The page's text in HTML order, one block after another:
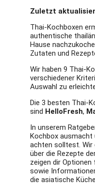
Zuletzt
Thai-Kochboxen
authentische
Hause
Zutaten und
Wir haben 9 Thai-
verschiedener
Auswahl zu
Die 3 besten Thai-
sind HelloFresh,
In unserem
Kochbox
achten solltest. Wir
über die Rezepte
zeigen dir
sowie
die asiatische